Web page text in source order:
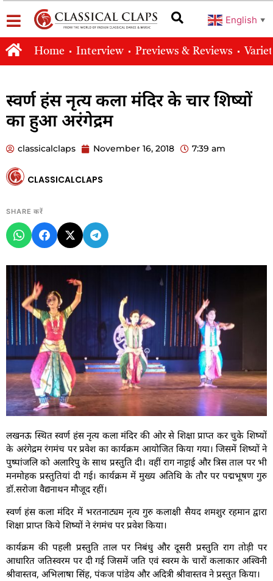
English ▼
Home Interview Previews & Reviews
स्वर्ण हंस नृत्य कला मंदिर के चार शिष्यों
का हुआ अरंगेद्रम
classicalclaps November 16, 2018 7:39 am
CLASSICALCLAPS
SHARE करें
लखनऊ स्थित स्वर्ण हंस नृत्य कला मंदिर की ओर से शिक्षा प्राप्त कर चुके शिष्यों
के अरंगेद्रम रंगमंच पर प्रवेश का कार्यक्रम आयोजित किया गया। जिसमें शिष्यों ने
पुष्पांजलि को अलारिपु के साथ प्रस्तुति दी। वहीं राग नाट्टाई और त्रिस ताल पर भी
मनमोहक प्रस्तुतियां दी गई। कार्यक्रम में मुख्य अतिथि के तौर पर पद्मभूषण गुरु
डॉ.सरोजा वैद्यनाथन मौजूद रहीं।
स्वर्ण हंस कला मंदिर में भरतनाट्यम नृत्य गुरु कलाक्षी सैयद शमशुर रहमान द्वारा
शिक्षा प्राप्त किये शिष्यों ने रंगमंच पर प्रवेश किया।
कार्यक्रम की पहली प्रस्तुति ताल पर निबंधु और दूसरी प्रस्तुति राग तोड़ी पर
आधारित जतिस्वरम पर दी गई जिसमें जति एवं स्वरम के चारों कलाकार अश्विनी
श्रीवास्तव, अभिलाषा सिंह, पंकज पांडेय और अदित्री श्रीवास्तव ने प्रस्तुत किया।